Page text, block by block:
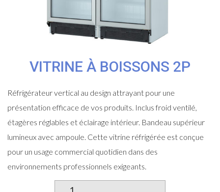
VITRINE À BOISSONS 2P
Réfrigérateur vertical au design attrayant pour une
présentation efficace de vos produits. Inclus froid ventilé,
étagères réglables et éclairage intérieur. Bandeau supérieur
lumineux avec ampoule. Cette vitrine réfrigérée est conçue
pour un usage commercial quotidien dans des
environnements professionnels exigeants.